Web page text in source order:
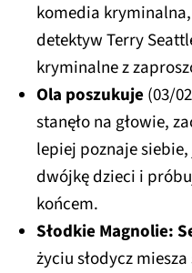
komedia
detektyw Terry
kryminalne z
Ola poszukuje(03/
stanęło na głowie,
lepiej poznaje
dwójkę dzieci i
końcem.
Słodkie Magnolie:
życiu słodycz